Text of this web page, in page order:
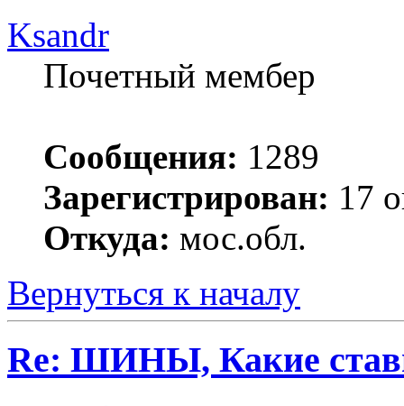
Ksandr
Почетный мембер
Сообщения: 1289
Зарегистрирован: 17
Откуда: мос.обл.
Вернуться к началу
Re: ШИНЫ, Какие